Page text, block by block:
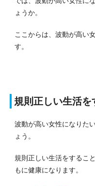
ょうか。
ここからは、波動が高い
す。
規則正しい生活を
波動が高い女性になりた
ょう。
規則正しい生活をするこ
もに健康になります。